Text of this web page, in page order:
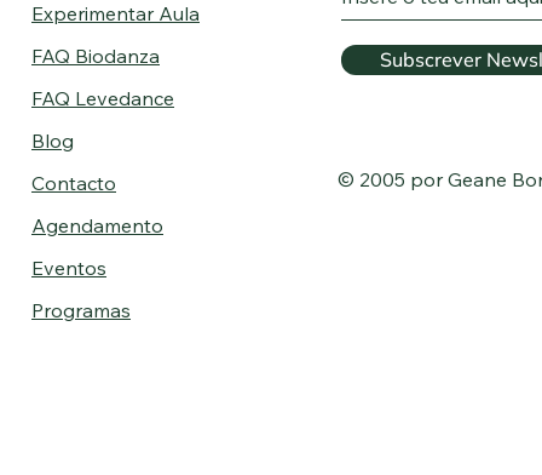
Experimentar Aula
FAQ Biodanza
FAQ Levedance
Blog
Contacto
Agendamento
Eventos
Programas
Subscrever
© 2005 por Geane